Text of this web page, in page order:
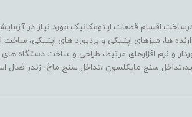
اقسام قطعات اپتومکانیک مورد نیاز در
ها، میزهای اپتیکی و بردبورد های اپتیکی،
و نرم افزارهای مرتبط، طراحی و ساخت دستگاه های
سنج مایکلسون ،تداخل سنج ماخ- زندر فعال